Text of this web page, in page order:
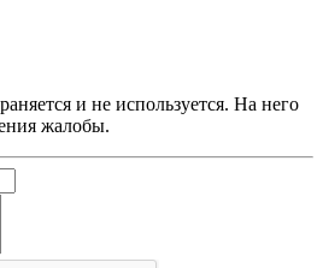
и не используется. На него
жалобы.